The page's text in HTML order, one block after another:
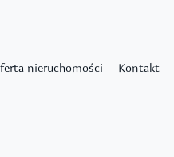
nieruchomości Kontakt